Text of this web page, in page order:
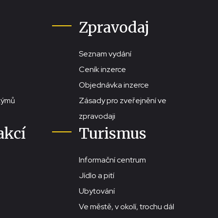
Zpravodaj
Seznam vydání
Ceník inzerce
Objednávka inzerce
Zásady pro zveřejnění ve
zpravodaji
Turismus
Informační centrum
Jídlo a pití
Ubytování
Ve městě, v okolí, trochu dál